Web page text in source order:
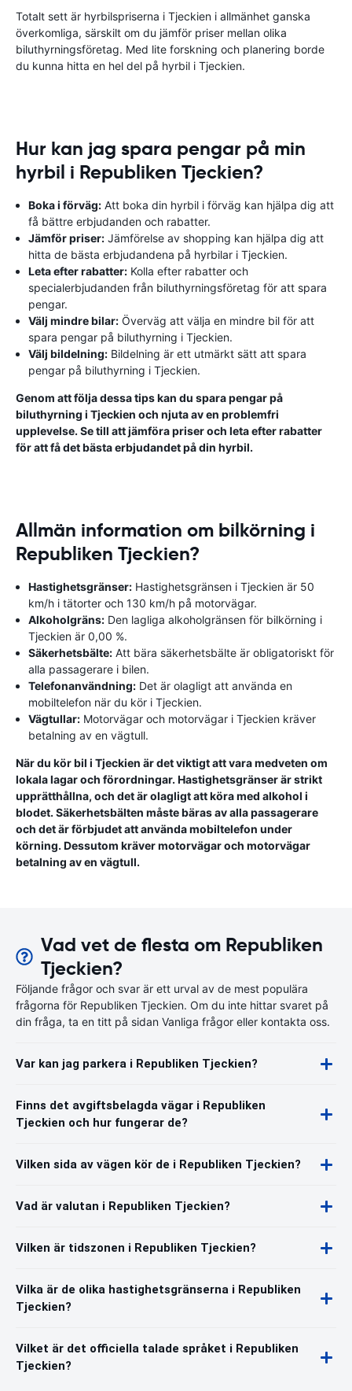
Totalt sett är hyrbilspriserna i Tjeckien i allmänhet ganska
överkomliga, särskilt om du jämför priser mellan olika
biluthyrningsföretag. Med lite forskning och planering borde
du kunna hitta en hel del på hyrbil i Tjeckien.
Hur kan jag spara pengar på min
hyrbil i Republiken Tjeckien?
Boka i förväg: Att boka din hyrbil i förväg kan hjälpa dig att
få bättre erbjudanden och rabatter.
Jämför priser: Jämförelse av shopping kan hjälpa dig att
hitta de bästa erbjudandena på hyrbilar i Tjeckien.
Leta efter rabatter: Kolla efter rabatter och
specialerbjudanden från biluthyrningsföretag för att spara
pengar.
Välj mindre bilar: Överväg att välja en mindre bil för att
spara pengar på biluthyrning i Tjeckien.
Välj bildelning: Bildelning är ett utmärkt sätt att spara
pengar på biluthyrning i Tjeckien.
Genom att följa dessa tips kan du spara pengar på
biluthyrning i Tjeckien och njuta av en problemfri
upplevelse. Se till att jämföra priser och leta efter rabatter
för att få det bästa erbjudandet på din hyrbil.
Allmän information om bilkörning i
Republiken Tjeckien?
Hastighetsgränser: Hastighetsgränsen i Tjeckien är 50
km/h i tätorter och 130 km/h på motorvägar.
Alkoholgräns: Den lagliga alkoholgränsen för bilkörning i
Tjeckien är 0,00 %.
Säkerhetsbälte: Att bära säkerhetsbälte är obligatoriskt för
alla passagerare i bilen.
Telefonanvändning: Det är olagligt att använda en
mobiltelefon när du kör i Tjeckien.
Vägtullar: Motorvägar och motorvägar i Tjeckien kräver
betalning av en vägtull.
När du kör bil i Tjeckien är det viktigt att vara medveten om
lokala lagar och förordningar. Hastighetsgränser är strikt
upprätthållna, och det är olagligt att köra med alkohol i
blodet. Säkerhetsbälten måste bäras av alla passagerare
och det är förbjudet att använda mobiltelefon under
körning. Dessutom kräver motorvägar och motorvägar
betalning av en vägtull.
Vad vet de flesta om Republiken
Tjeckien?
Följande frågor och svar är ett urval av de mest populära
frågorna för Republiken Tjeckien. Om du inte hittar svaret på
din fråga, ta en titt på sidan Vanliga frågor eller kontakta oss.
Var kan jag parkera i Republiken Tjeckien?
Finns det avgiftsbelagda vägar i Republiken
Tjeckien och hur fungerar de?
Vilken sida av vägen kör de i Republiken Tjeckien?
Vad är valutan i Republiken Tjeckien?
Vilken är tidszonen i Republiken Tjeckien?
Vilka är de olika hastighetsgränserna i Republiken
Tjeckien?
Vilket är det officiella talade språket i Republiken
Tjeckien?